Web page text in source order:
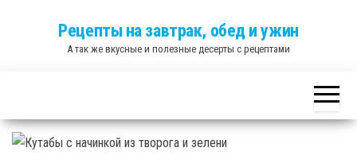
Рецепты на завтрак, обед и ужин
А так же вкусные и полезные десерты с рецептами